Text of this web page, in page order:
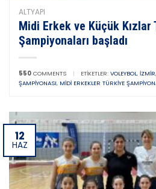
ALTYAPI
Midi Erkek ve Küçük Kızlar
Şampiyonaları başladı
550 COMMENTS | ETIKETLER: VOLEYBOL, İZMIR,
ŞAMPIYONASI, MIDI ERKEKLER TÜRKIYE
12
HAZ